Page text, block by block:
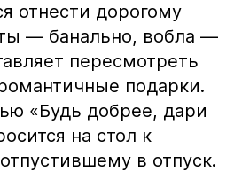
отнести дорогому
— банально, вобла —
пересмотреть
подарки.
«Будь добрее, дари
на стол к
в отпуск.